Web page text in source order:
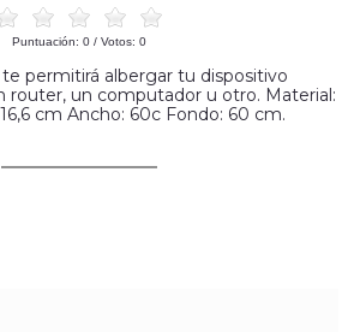
Puntuación: 0 / Votos: 0
permitirá albergar tu dispositivo
router, un computador u otro. Material:
cm Ancho: 60c Fondo: 60 cm.